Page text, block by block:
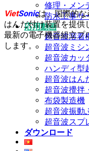
修理・メン
防水工事サ
応用動画
超音波溶着
超音波ミシ
超音波カッ
ハンディ型
超音波はん
超音波攪拌
布袋製造機
超音波振動
超音波スプ
ダウンロード
VietSonicは、国際的
はんだ付け装置を提供
最新の電子機器組立プ
します。